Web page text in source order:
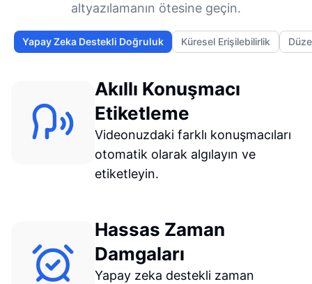
altyazılamanın ötesine geçin.
Yapay Zeka Destekli Doğruluk Küresel Erişilebilirlik
Akıllı Konuşmacı
Etiketleme
Videonuzdaki farklı konuşmacıları
otomatik olarak algılayın ve
etiketleyin.
Hassas Zaman
Damgaları
Yapay zeka destekli zaman